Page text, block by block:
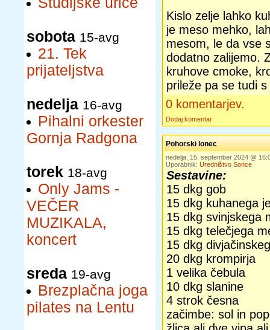
sobota 15-avg
21. Tek
prijateljstva
nedelja 16-avg
Pihalni orkester
Gornja Radgona
torek 18-avg
Only Jams -
VEČER
MUZIKALA,
koncert
sreda 19-avg
Brezplačna joga
pilates na Lentu
Kislo zelje lahko
je meso mehko,
mesom, le da vse
dodatno zalijemo.
kruhove cmoke,
prileže pa se tudi
0 komentarjev.
Dodaj komentar
Pohorski lonec
nedelja, 15. september 2024 @
Uporabnik: Uredništvo Sonce
Sestavine:
15 dkg gob
15 dkg kuhanega
15 dkg svinjskega
15 dkg telečjega
15 dkg
20 dkg krompirja
1 velika čebula
10 dkg slanine
4 strok česna
začimbe: sol in